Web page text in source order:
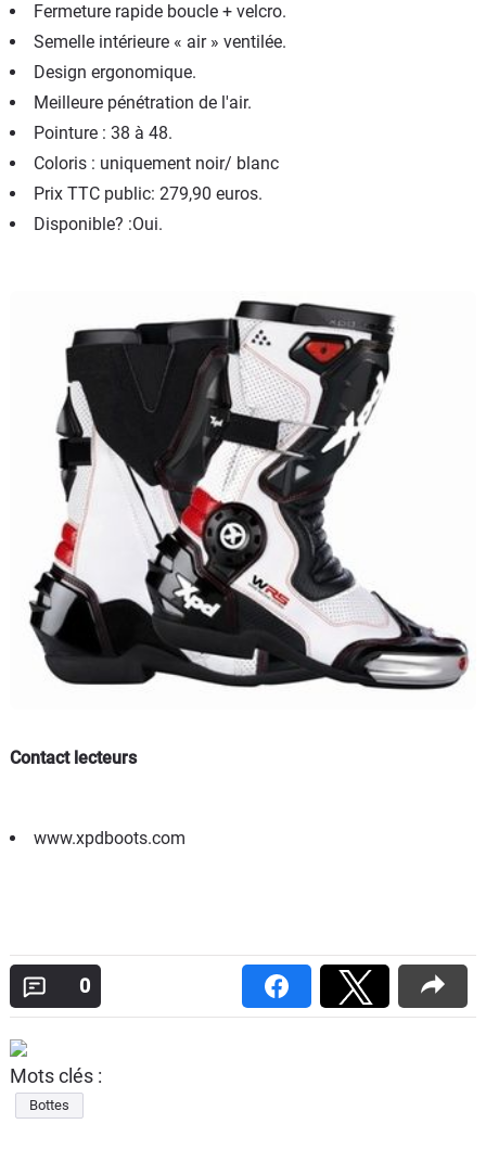
Fermeture rapide boucle + velcro.
Semelle intérieure « air » ventilée.
Design ergonomique.
Meilleure pénétration de l'air.
Pointure : 38 à 48.
Coloris : uniquement noir/ blanc
Prix TTC public: 279,90 euros.
Disponible? :Oui.
Contact lecteurs
www.xpdboots.com
0
Mots clés :
Bottes